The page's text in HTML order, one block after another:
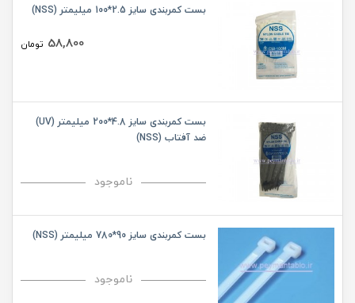
بست کمربندی سایز 2.5*100 میلیمتر (NSS)
58,800 تومان
بست کمربندی سایز 4.8*200 میلیمتر (UV)
ضد آفتاب (NSS)
ناموجود
بست کمربندی سایز 90*780 میلیمتر (NSS)
ناموجود